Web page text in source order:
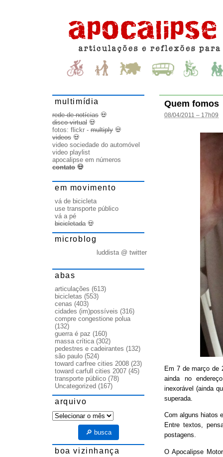
Quem fomos
08/04/2011 – 17h09
Em 7 de março de
ainda no
inexorável (ainda
superada.
Com alguns hiatos
Entre textos,
postagens.
O Apocalipse
multimídia
rede de notícias 💀
disco virtual 💀
fotos: flickr - multiply 💀
videos 💀
video sociedade do automóvel
video playlist
apocalipse em números
contato 💀
em movimento
vá de bicicleta
use transporte público
vá a pé
bicicletada💀
microblog
luddista @ twitter
abas
articulações (613)
bicicletas (553)
cenas (403)
cidades (im)possíveis (316)
compre congestione polua
(132)
guerra é paz (160)
massa crítica(302)
pedestres e cadeirantes (132)
são paulo (524)
toward carfree cities 2008 (23)
toward carfull cities 2007 (45)
transporte público (78)
Uncategorized (167)
arquivo
arquivo
🔎 busca
boa vizinhança